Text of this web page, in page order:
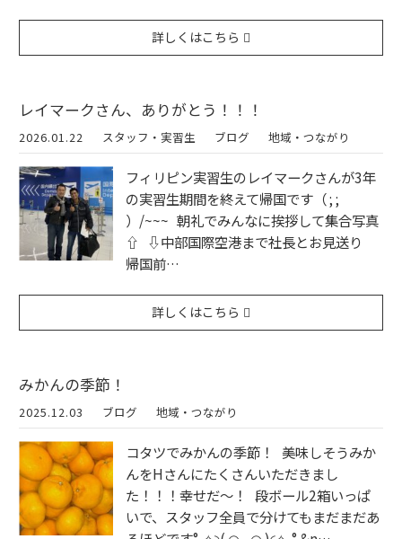
詳しくはこちら
レイマークさん、ありがとう！！！
2026.01.22 スタッフ・実習生 ブログ 地域・つながり
フィリピン実習生のレイマークさんが3年
の実習生期間を終えて帰国です（ ; ;
）/~~~ 朝礼でみんなに挨拶して集合写真
⇧ ⇩中部国際空港まで社長とお見送り
帰国前…
詳しくはこちら
みかんの季節！
2025.12.03 ブログ 地域・つながり
コタツでみかんの季節！ 美味しそうみか
んをHさんにたくさんいただきまし
た！！！幸せだ～！ 段ボール2箱いっぱ
いで、スタッフ全員で分けてもまだまだあ